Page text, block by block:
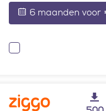
6 maanden voor